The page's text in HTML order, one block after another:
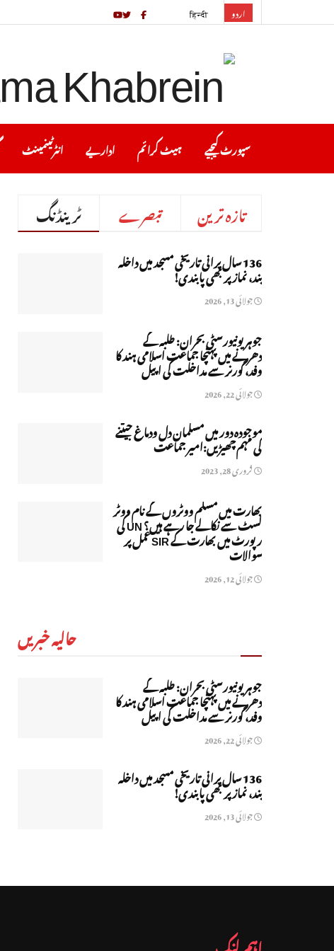
اردو हिन्दी
انٹرٹینمینٹ اداریے ہیٹ کرا ئم سپورٹ کیجیے
ٹرینڈنگ تبصرے تازہ ترین
136 سال پرانی تاریخی مسجد میں داخلہ
بند، نماز پر بھی پابندی!
جولائی 13, 2026
جوہر یونیورسٹی بحران: طلبہ کے
دھرنے میں پہنچا جماعت اسلامی ہند کا
وفد، گورنر سے مداخلت کی اپیل
جولائی 22, 2026
موجودہ دور میں مسلمان دل ودماغ جیتنے
کی مہم چھیڑیں:امیر جماعت
فروری 28, 2023
بھارت میں مسلم ووٹروں کے نام ووٹر
لسٹ سے نکالے جا رہے ہیں؟ UN کی
رپورٹ میں بھارت کے SIR عمل پر
سوالات
جولائی 12, 2026
حالیہ خبریں
جوہر یونیورسٹی بحران: طلبہ کے
دھرنے میں پہنچا جماعت اسلامی ہند کا
وفد، گورنر سے مداخلت کی اپیل
جولائی 22, 2026
136 سال پرانی تاریخی مسجد میں داخلہ
بند، نماز پر بھی پابندی!
جولائی 13, 2026